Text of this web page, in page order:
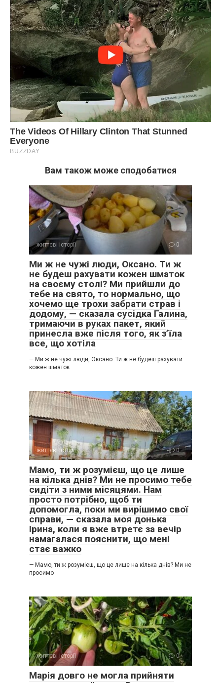
Вам також може сподобатися
життєві історії 0
Ми ж не чужі люди, Оксано. Ти ж
не будеш рахувати кожен шматок
на своєму столі? Ми прийшли до
тебе на свято, то нормально, що
хочемо ще трохи забрати страв і
додому, — сказала сусідка Галина,
тримаючи в руках пакет, який
принесла вже після того, як з’їла
все, що хотіла
— Ми ж не чужі люди, Оксано. Ти ж не будеш рахувати
кожен шматок
життєві історії 0
Мамо, ти ж розумієш, що це лише
на кілька днів? Ми не просимо тебе
сидіти з ними місяцями. Нам
просто потрібно, щоб ти
допомогла, поки ми вирішимо свої
справи, — сказала моя донька
Ірина, коли я вже втретє за вечір
намагалася пояснити, що мені
стає важко
— Мамо, ти ж розумієш, що це лише на кілька днів? Ми не
просимо
життєві історії 0
Марія довго не могла прийняти